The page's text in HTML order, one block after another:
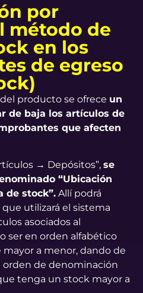
por
método de
en los
de egreso
producto se ofrece un
de baja los artículos de
que afecten
→ Depósitos”, se
“Ubicación
de stock”. Allí podrá
utilizará el sistema
asociados al
ser en orden alfabético
a menor, dando de
orden de denominación
tenga un stock mayor a